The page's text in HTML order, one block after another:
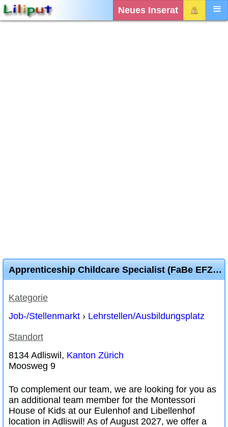
Neues Inserat
Apprenticeship Childcare Specialist (FaBe EFZ) as of Summer 2027
Kategorie
Job-/Stellenmarkt › Lehrstellen/Ausbildungsplatz
Standort
8134 Adliswil, Kanton Zürich
Moosweg 9
To complement our team, we are looking for you as
an additional team member for the Montessori
House of Kids at our Eulenhof and Libellenhof
location in Adliswil! As of August 2027, we offer a